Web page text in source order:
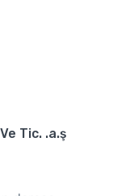
Tic. .a.ş